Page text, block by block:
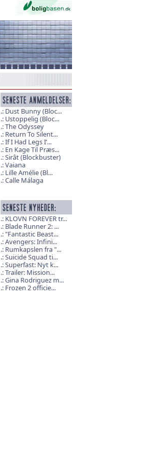
Dust Bunny (Bloc...
Ustoppelig (Bloc...
The Odyssey
Return To Silent...
If I Had Legs I’...
En Kage Til Præs...
Sirât (Blockbuster)
Vaiana
Lille Amélie (Bl...
Calle Málaga
KLOVN FOREVER tr...
Blade Runner 2: ...
"Fantastic Beast...
Avengers: Infini...
Rumkapslen fra "...
Suicide Squad ti...
Superfast: Nyt k...
Trailer: Mission...
Gina Rodriguez m...
Frozen 2 officie...